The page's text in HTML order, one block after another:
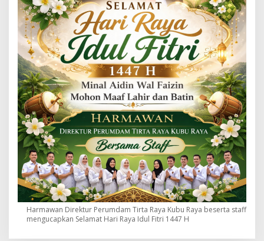
Harmawan Direktur Perumdam Tirta Raya Kubu Raya beserta staff
mengucapkan Selamat Hari Raya Idul Fitri 1447 H